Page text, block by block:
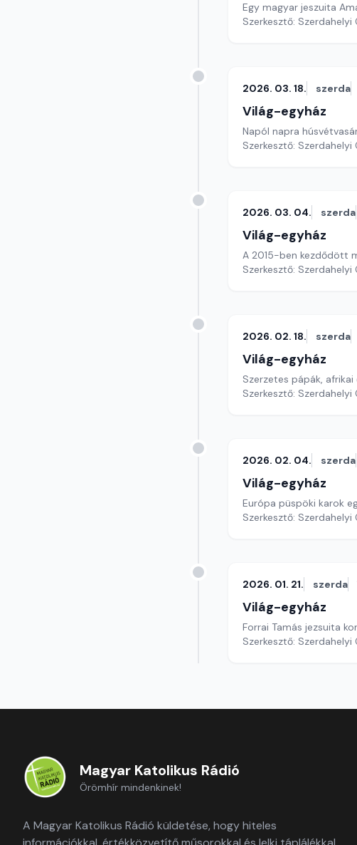
Egy magyar jeszuita
Szerkesztő: Szerdahelyi
2026. 03. 18. szerda
Világ-egyház
Napól napra
Szerkesztő: Szerdahelyi
2026. 03. 04. szerda
Világ-egyház
A 2015-ben kezdődött
Szerkesztő: Szerdahelyi
2026. 02. 18. szerda
Világ-egyház
Szerzetes pápák,
Szerkesztő: Szerdahelyi
2026. 02. 04. szerda
Világ-egyház
Európa püspöki karok
Szerkesztő: Szerdahelyi
2026. 01. 21. szerda
Világ-egyház
Forrai Tamás jezsuita
Szerkesztő: Szerdahelyi
Magyar Katolikus Rádió
Örömhír mindenkinek!
A Magyar Katolikus Rádió küldetése, hogy hiteles